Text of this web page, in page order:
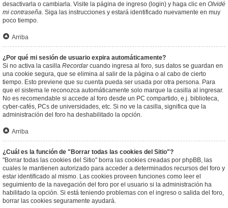
desactivarla o cambiarla. Visite la página de ingreso (login) y haga clic en Olvidé
mi contraseña. Siga las instrucciones y estará identificado nuevamente en muy
poco tiempo.
Arriba
¿Por qué mi sesión de usuario expira automáticamente?
Si no activa la casilla Recordarcuando ingresa al foro, sus datos se guardan en
una cookie segura, que se elimina al salir de la página o al cabo de cierto
tiempo. Esto previene que su cuenta pueda ser usada por otra persona. Para
que el sistema le reconozca automáticamente solo marque la casilla al ingresar.
No es recomendable si accede al foro desde un PC compartido, e.j. biblioteca,
cyber-cafés, PCs de universidades, etc. Si no ve la casilla, significa que la
administración del foro ha deshabilitado la opción.
Arriba
¿Cuál es la función de "Borrar todas las cookies del Sitio"?
"Borrar todas las cookies del Sitio" borra las cookies creadas por phpBB, las
cuales le mantienen autorizado para acceder a determinados recursos del foro y
estar identificado al mismo. Las cookies proveen funciones como leer el
seguimiento de la navegación del foro por el usuario si la administración ha
habilitado la opción. Si está teniendo problemas con el ingreso o salida del foro,
borrar las cookies seguramente ayudará.